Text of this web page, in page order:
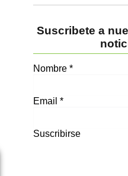
Suscribete a
Nombre *
Email *
Suscribirse